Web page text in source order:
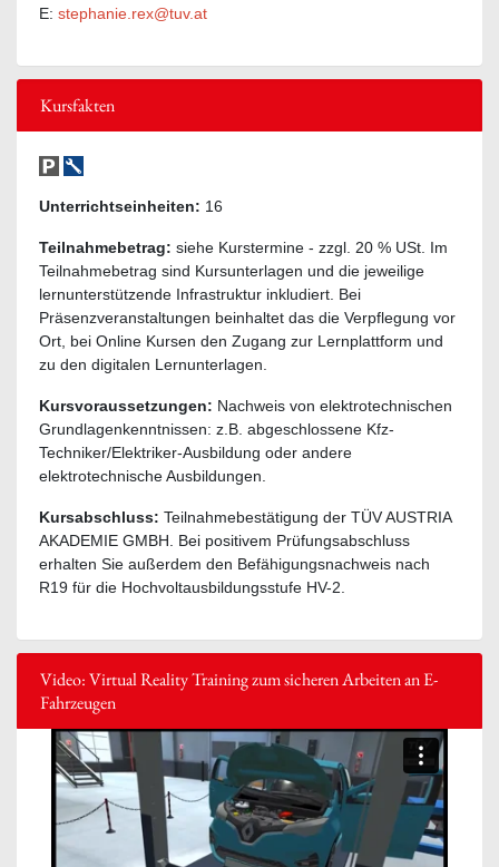
E: stephanie.rex@tuv.at
Kursfakten
Unterrichtseinheiten: 16
Teilnahmebetrag: siehe Kurstermine - zzgl. 20 % USt. Im
Teilnahmebetrag sind Kursunterlagen und die jeweilige
lernunterstützende Infrastruktur inkludiert. Bei
Präsenzveranstaltungen beinhaltet das die Verpflegung vor
Ort, bei Online Kursen den Zugang zur Lernplattform und
zu den digitalen Lernunterlagen.
Kursvoraussetzungen: Nachweis von elektrotechnischen
Grundlagenkenntnissen: z.B. abgeschlossene Kfz-
Techniker/Elektriker-Ausbildung oder andere
elektrotechnische Ausbildungen.
Kursabschluss: Teilnahmebestätigung der TÜV AUSTRIA
AKADEMIE GMBH. Bei positivem Prüfungsabschluss
erhalten Sie außerdem den Befähigungsnachweis nach
R19 für die Hochvoltausbildungsstufe HV-2.
Video: Virtual Reality Training zum sicheren Arbeiten an E-
Fahrzeugen